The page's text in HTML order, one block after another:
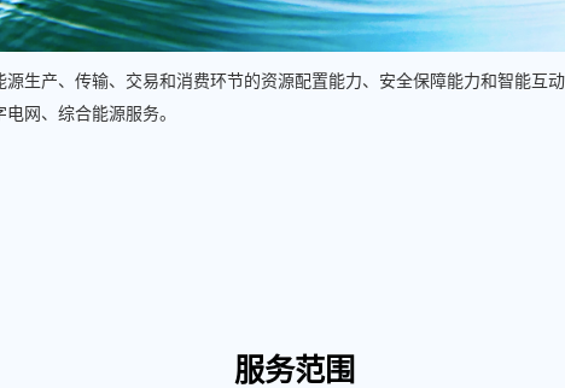
生产、传输、交易和消费环节的资源配置能力、安全保障能力和智能互
网、综合能源服务。
服务范围